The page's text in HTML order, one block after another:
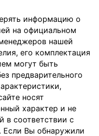
информацию о
на официальном
нашей
его комплектация
могут быть
предварительного
носят
характер и не
в соответствии с
Если Вы обнаружили